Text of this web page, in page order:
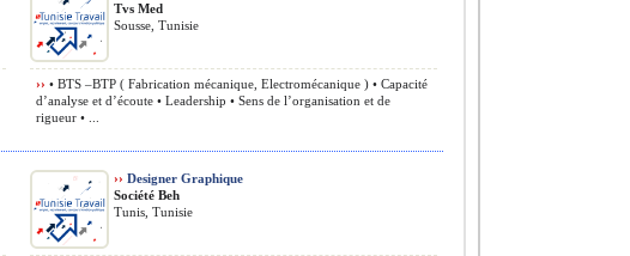
Tvs Med
Sousse, Tunisie
›› • BTS –BTP ( Fabrication mécanique, Electromécanique ) • Capacité
d’analyse et d’écoute • Leadership • Sens de l’organisation et de
rigueur • ...
›› Designer Graphique
Société Beh
Tunis, Tunisie